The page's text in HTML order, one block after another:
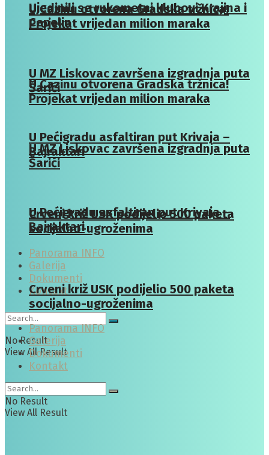
U Cazinu otvorena Gradska tržnica!
Projekat vrijedan milion maraka
U MZ Liskovac završena izgradnja puta
Šarići
U Pećigradu asfaltiran put Krivaja –
Bajraktari
Crveni križ USK podijelio 500 paketa
socijalno-ugroženima
Panorama INFO
Galerija
Dokumenti
Kontakt
No Result
View All Result
Ujedinili se rukometni klubovi Krajina i
Cepelin
U Cazinu otvorena Gradska tržnica!
Projekat vrijedan milion maraka
U MZ Liskovac završena izgradnja puta
Šarići
U Pećigradu asfaltiran put Krivaja –
Bajraktari
Crveni križ USK podijelio 500 paketa
socijalno-ugroženima
Panorama INFO
Galerija
Dokumenti
Kontakt
No Result
View All Result